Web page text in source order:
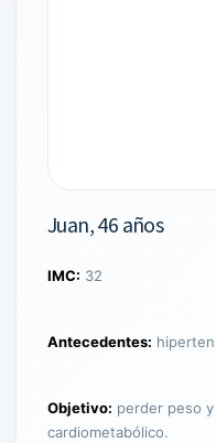
Juan, 46 años
IMC: 32
Antecedentes:
Objetivo: perder peso
cardiometabólico.